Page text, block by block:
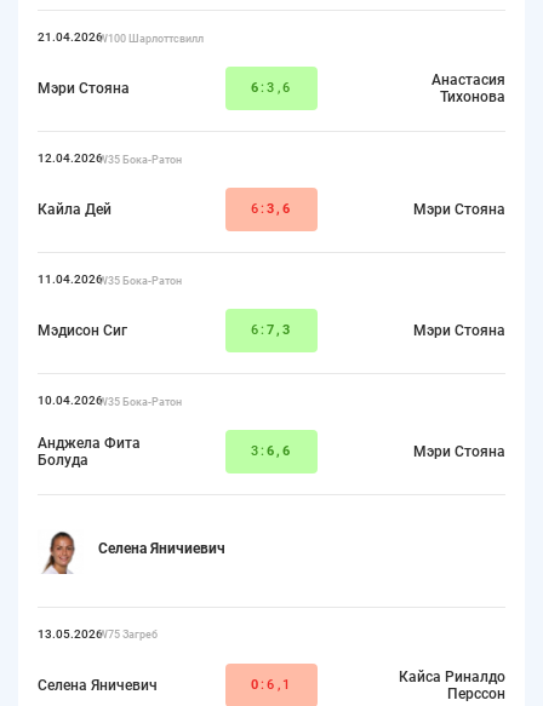
21.04.2026W100 Шарлоттсвилл
Мэри Стояна 6:3,6
Анастасия
Тихонова
12.04.2026W35 Бока-Ратон
Кайла Дей 6: 3,6 Мэри Стояна
11.04.2026W35 Бока-Ратон
Мэдисон Сиг 6: 7,3 Мэри Стояна
10.04.2026W35 Бока-Ратон
Анджела Фита
Болуда
3: 6,6 Мэри Стояна
Селена Яничиевич
13.05.2026W75 Загреб
Селена Яничевич 0:6,1
Кайса Риналдо
Перссон